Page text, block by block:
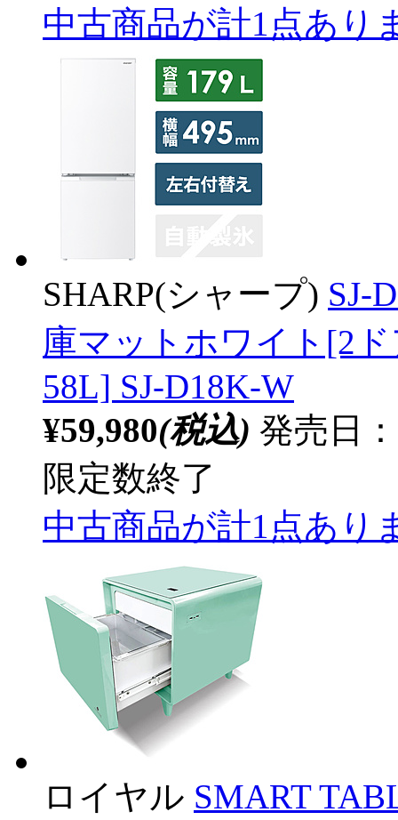
中古商品が計1点あり
SHARP(シャープ) SJ-
庫マットホワイト[2
58L] SJ-D18K-W
¥59,980(税込) 発売日
限定数終了
中古商品が計1点あり
ロイヤル SMART